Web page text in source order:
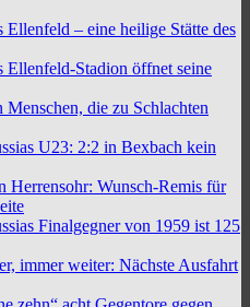
Ellenfeld – eine heilige Stätte des
Ellenfeld-Stadion öffnet seine
Menschen, die zu Schlachten
U23: 2:2 in Bexbach kein
Herrensohr: Wunsch-Remis für
Finalgegner von 1959 ist 125
immer weiter: Nächste Ausfahrt